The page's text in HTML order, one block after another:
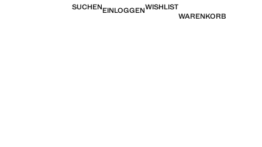
SUCHENEINLOGGENWISHLIST
WARENKORB